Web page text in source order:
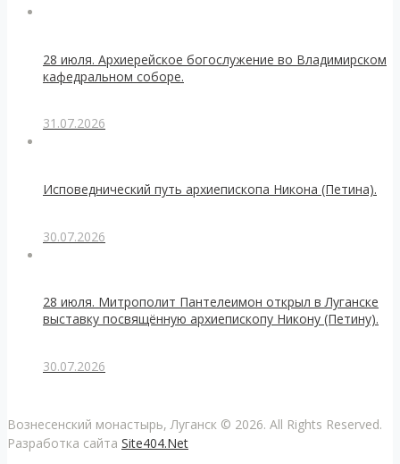
28 июля. Архиерейское богослужение во Владимирском
кафедральном соборе.
31.07.2026
Исповеднический путь архиепископа Никона (Петина).
30.07.2026
28 июля. Митрополит Пантелеимон открыл в Луганске
выставку посвящённую архиепископу Никону (Петину).
30.07.2026
Вознесенский монастырь, Луганск © 2026. All Rights Reserved.
Разработка сайта Site404.Net